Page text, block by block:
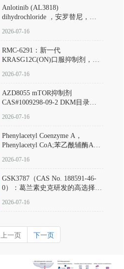
Anlotinib (AL3818)
dihydrochloride ，安罗替尼，
Hydrochloride实验方法步骤SOP
2026-07-16
RMC-6291：新一代
KRASG12C(ON)口服抑制剂，
(Elironrasib)CAS#2641998-63-0
2026-07-16
AZD8055 mTOR抑制剂
CAS#1009298-09-2 DKM目录号
激酶抑制剂的深度剖析
2026-07-16
Phenylacetyl Coenzyme A，
Phenylacetyl CoA;苯乙酰辅酶A
2026-07-16
GSK3787（CAS No. 188591-46-
0）：葛兰素史克研发的高选择
抗剂，被广泛视为研究PPARδ核
靶点药理机制的金标准化学探
针。
2026-07-16
上一页 下一页